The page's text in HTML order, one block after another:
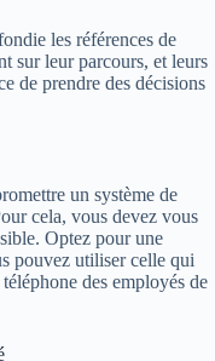
les références de
sur leur parcours, et leurs
de prendre des décisions
un système de
cela, vous devez vous
Optez pour une
pouvez utiliser celle qui
des employés de